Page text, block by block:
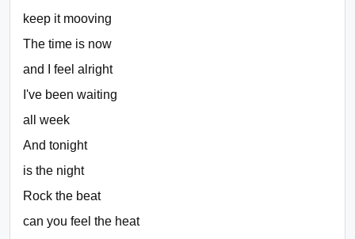
keep it mooving
The time is now
and I feel alright
I've been waiting
all week
And tonight
is the night
Rock the beat
can you feel the heat